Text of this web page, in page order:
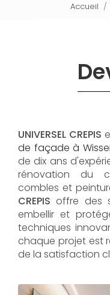
Accueil
UNIVERSEL CREPIS
de façade à
de dix ans
rénovation du
combles et
CREPIS offre des
embellir et
techniques
chaque projet est
de la satisfaction